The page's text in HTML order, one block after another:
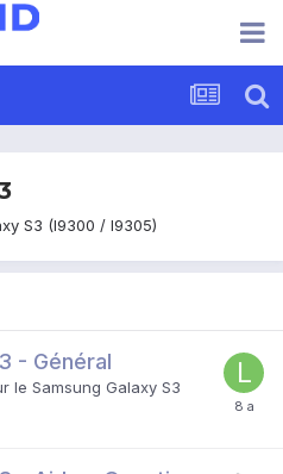
S3 (I9300 / I9305)
- Général
le Samsung Galaxy S3